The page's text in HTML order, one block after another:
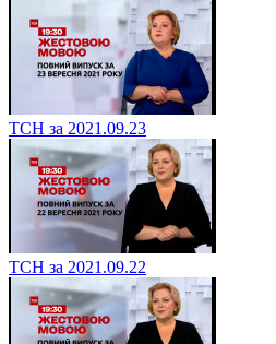
ТСН за 2021.09.23
ТСН за 2021.09.22